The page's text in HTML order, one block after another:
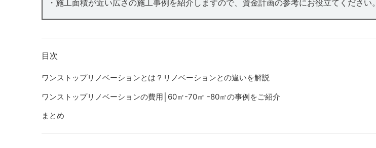
・施工面積が近い広さの施工事例を紹介しますので、資金計画の参考にお役立てください。
目次
ワンストップリノベーションとは？リノベーションとの違いを解説
ワンストップリノベーションの費用│60㎡-70㎡ -80㎡の事例をご紹介
まとめ